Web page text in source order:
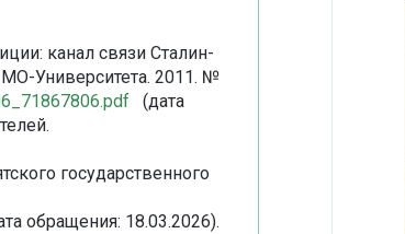
канал связи Сталин-
Университета. 2011. №
(дата
государственного
обращения: 18.03.2026).